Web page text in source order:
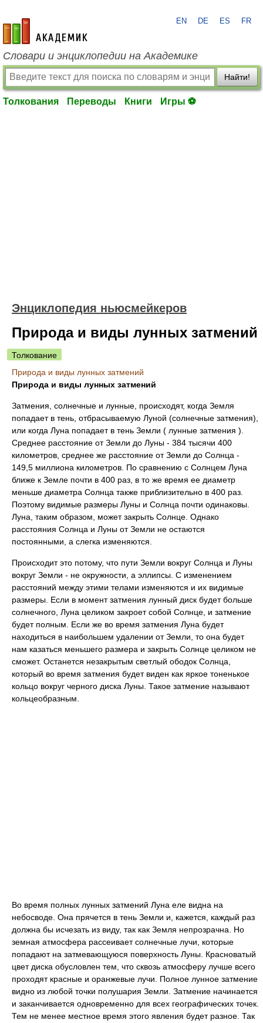
academic.ru
EN DE ES FR
Словари и энциклопедии на Академике
Найти!
Толкования Переводы Книги Игры ⚽
Энциклопедия ньюсмейкеров
Природа и виды лунных затмений
Толкование
Природа и виды лунных затмений
Природа и виды лунных затмений
Затмения, солнечные и лунные, происходят, когда Земля
попадает в тень, отбрасываемую Луной (солнечные затмения),
или когда Луна попадает в тень Земли ( лунные затмения ).
Среднее расстояние от Земли до Луны - 384 тысячи 400
километров, среднее же расстояние от Земли до Солнца -
149,5 миллиона километров. По сравнению с Солнцем Луна
ближе к Земле почти в 400 раз, в то же время ее диаметр
меньше диаметра Солнца также приблизительно в 400 раз.
Поэтому видимые размеры Луны и Солнца почти одинаковы.
Луна, таким образом, может закрыть Солнце. Однако
расстояния Солнца и Луны от Земли не остаются
постоянными, а слегка изменяются.
Происходит это потому, что пути Земли вокруг Солнца и Луны
вокруг Земли - не окружности, а эллипсы. С изменением
расстояний между этими телами изменяются и их видимые
размеры. Если в момент затмения лунный диск будет больше
солнечного, Луна целиком закроет собой Солнце, и затмение
будет полным. Если же во время затмения Луна будет
находиться в наибольшем удалении от Земли, то она будет
нам казаться меньшего размера и закрыть Солнце целиком не
сможет. Останется незакрытым светлый ободок Солнца,
который во время затмения будет виден как яркое тоненькое
кольцо вокруг черного диска Луны. Такое затмение называют
кольцеобразным.
Во время полных лунных затмений Луна еле видна на
небосводе. Она прячется в тень Земли и, кажется, каждый раз
должна бы исчезать из виду, так как Земля непрозрачна. Но
земная атмосфера рассеивает солнечные лучи, которые
попадают на затмевающуюся поверхность Луны. Красноватый
цвет диска обусловлен тем, что сквозь атмосферу лучше всего
проходят красные и оранжевые лучи. Полное лунное затмение
видно из любой точки полушария Земли. Затмение начинается
и заканчивается одновременно для всех географических точек.
Тем не менее местное время этого явления будет разное. Так